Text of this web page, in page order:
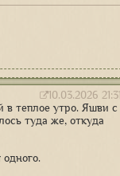
10.03.2026 21:31
в теплое утро. Яшви с
туда же, откуда